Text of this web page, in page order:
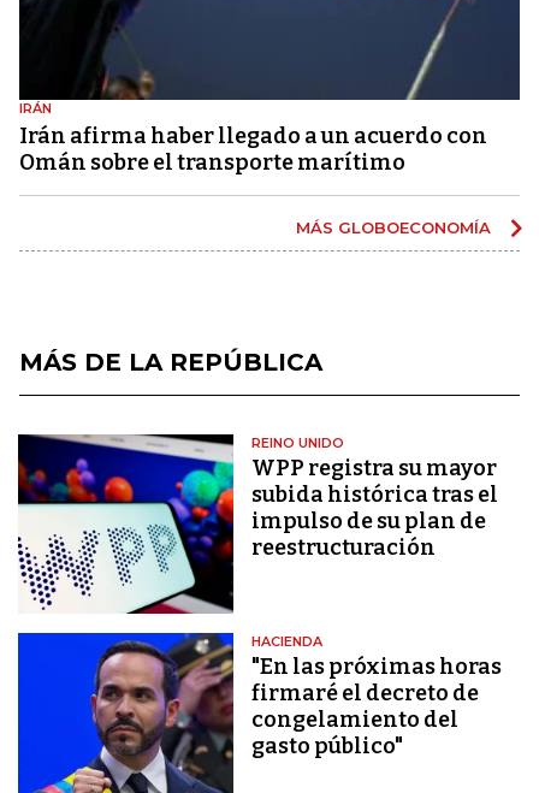
IRÁN
Irán afirma haber llegado a un acuerdo con
Omán sobre el transporte marítimo
MÁS GLOBOECONOMÍA
MÁS DE LA REPÚBLICA
REINO UNIDO
WPP registra su mayor
subida histórica tras el
impulso de su plan de
reestructuración
HACIENDA
"En las próximas horas
firmaré el decreto de
congelamiento del
gasto público"